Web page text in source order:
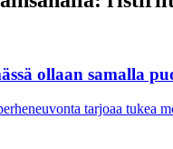
ollaan samalla
tarjoaa tukea